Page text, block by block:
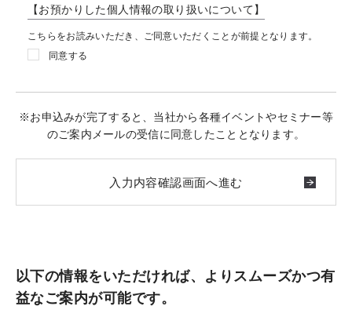
【お預かりした個人情報の取り扱いについて】
こちらをお読みいただき、ご同意いただくことが前提となります。
同意する
※お申込みが完了すると、当社から各種イベントやセミナー等
のご案内メールの受信に同意したこととなります。
以下の情報をいただければ、よりスムーズかつ有
益なご案内が可能です。